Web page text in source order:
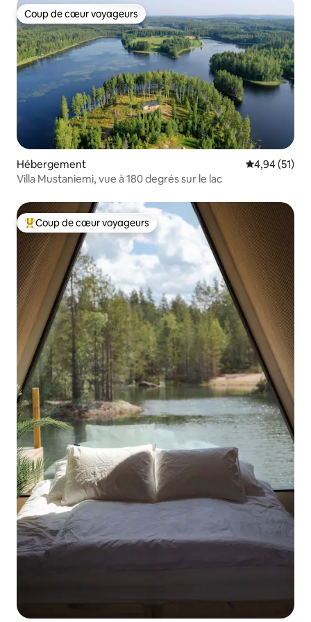
Coup de cœur voyageurs
Coup de cœur voyageurs
Hébergement Évaluation
4,94 (51)
Villa Mustaniemi, vue à 180 degrés sur le lac
Coups de cœur voyageurs les plus appréciés
Coup de cœur voyageurs